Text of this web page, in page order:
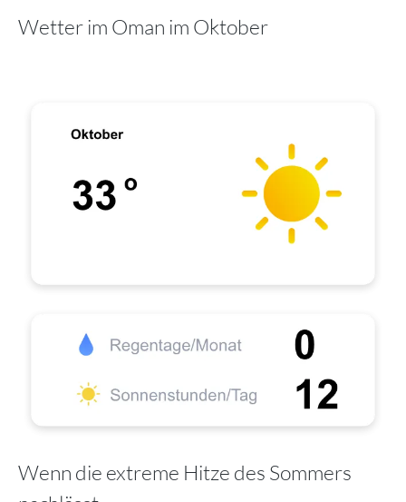
Wetter im Oman im Oktober
Wenn die extreme Hitze des Sommers